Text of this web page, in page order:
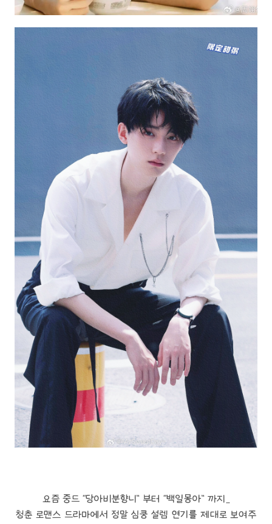
요즘 중드 “당아비분향니” 부터 “백일몽아” 까지..
청춘 로맨스 드라마에서 정말 심쿵 설렘 연기를 제대로 보여주